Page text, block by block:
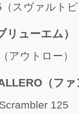
スヴァルトピ
リューエム）
アウトロー）
（フ
125